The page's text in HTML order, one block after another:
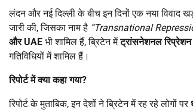
लंदन और नई दिल्ली के बीच इन दिनों एक नया विवाद
जारी की, जिसका नाम है “Transnational
और UAE भी शामिल हैं, ब्रिटेन मेंट्रांसनेशनल
गतिविधियों में शामिल हैं।
रिपोर्ट में क्या कहा गया?
रिपोर्ट के मुताबिक, इन देशों ने ब्रिटेन में रह रहे लोगों पर